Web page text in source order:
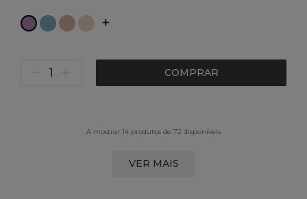
COMPRAR
A mostrar 14 produtos de 72 disponíveis
VER MAIS